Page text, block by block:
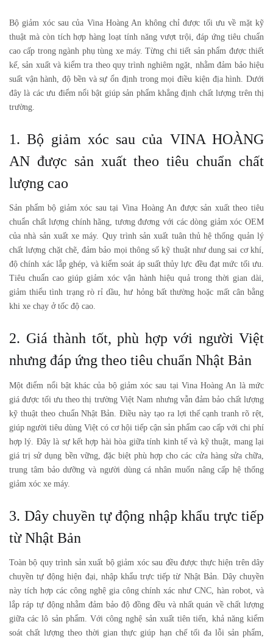
Bộ giảm xóc saucủa Vina Hoàng An không chỉ được tối ưu về mặt kỹ
thuật mà còn tích hợp hàng loạt tính năng vượt trội, đáp ứng tiêu chuẩn
cao cấp trong ngành phụ tùng xe máy. Từng chi tiết sản phẩm được thiết
kế, sản xuất và kiểm tra theo quy trình nghiêm ngặt, nhằm đảm bảo hiệu
suất vận hành, độ bền và sự ổn định trong mọi điều kiện địa hình. Dưới
đây là các ưu điểm nổi bật giúp sản phẩm khẳng định chất lượng trên thị
trường.
1. Bộ giảm xóc sau của VINA HOÀNG
AN được sản xuất theo tiêu chuẩn chất
lượng cao
Sản phẩmbộ giảm xóc sautại Vina Hoàng An được sản xuất theo tiêu
chuẩn chất lượng chính hãng, tương đương với các dòng giảm xóc OEM
của nhà sản xuất xe máy. Quy trình sản xuất tuân thủ hệ thống quản lý
chất lượng chặt chẽ, đảm bảo mọi thông số kỹ thuật như dung sai cơ khí,
độ chính xác lắp ghép, và kiểm soát áp suất thủy lực đều đạt mức tối ưu.
Tiêu chuẩn cao giúp giảm xóc vận hành hiệu quả trong thời gian dài,
giảm thiểu tình trạng rò rỉ dầu, hư hỏng bất thường hoặc mất cân bằng
khi xe chạy ở tốc độ cao.
2. Giá thành tốt, phù hợp với người Việt
nhưng đáp ứng theo tiêu chuẩn Nhật Bản
Một điểm nổi bật khác của bộ giảm xóc sau tại Vina Hoàng An là mức
giá được tối ưu theo thị trường Việt Nam nhưng vẫn đảm bảo chất lượng
kỹ thuật theo chuẩn Nhật Bản. Điều này tạo ra lợi thế cạnh tranh rõ rệt,
giúp người tiêu dùng Việt có cơ hội tiếp cận sản phẩm cao cấp với chi phí
hợp lý. Đây là sự kết hợp hài hòa giữa tính kinh tế và kỹ thuật, mang lại
giá trị sử dụng bền vững, đặc biệt phù hợp cho các cửa hàng sửa chữa,
trung tâm bảo dưỡng và người dùng cá nhân muốn nâng cấp hệ thống
giảm xóc xe máy.
3. Dây chuyền tự động nhập khẩu trực tiếp
từ Nhật Bản
Toàn bộ quy trình sản xuất bộ giảm xóc sau đều được thực hiện trên dây
chuyền tự động hiện đại, nhập khẩu trực tiếp từ Nhật Bản. Dây chuyền
này tích hợp các công nghệ gia công chính xác như CNC, hàn robot, và
lắp ráp tự động nhằm đảm bảo độ đồng đều và nhất quán về chất lượng
giữa các lô sản phẩm. Với công nghệ sản xuất tiên tiến, khả năng kiểm
soát chất lượng theo thời gian thực giúp hạn chế tối đa lỗi sản phẩm,